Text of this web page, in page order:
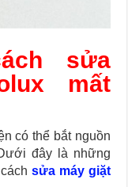
sửa
mất
có thể bắt nguồn
đây là những
sửa máy giặt